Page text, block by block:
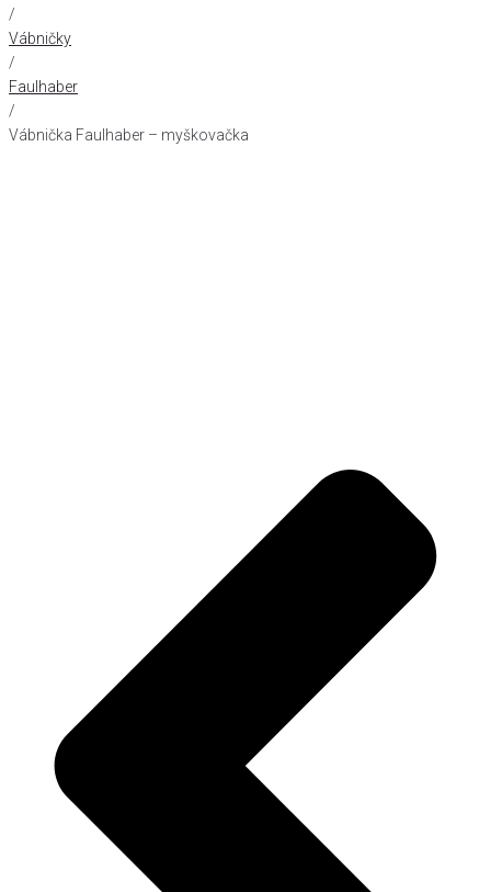
/
Vábničky
/
Faulhaber
/
Vábnička Faulhaber – myškovačka